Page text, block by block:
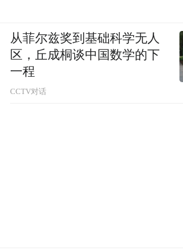
从菲尔兹奖到基础科学无人
区，丘成桐谈中国数学的下
一程
CCTV对话